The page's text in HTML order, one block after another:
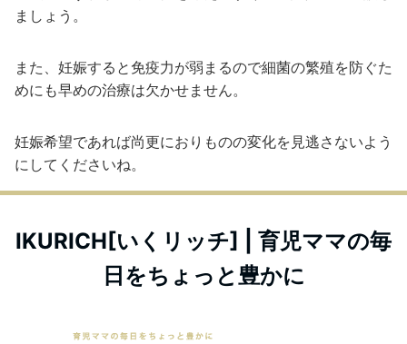
ましょう。
また、妊娠すると免疫力が弱まるので細菌の繁殖を防ぐた
めにも早めの治療は欠かせません。
妊娠希望であれば尚更におりものの変化を見逃さないよう
にしてくださいね。
IKURICH[いくリッチ] | 育児ママの毎
日をちょっと豊かに